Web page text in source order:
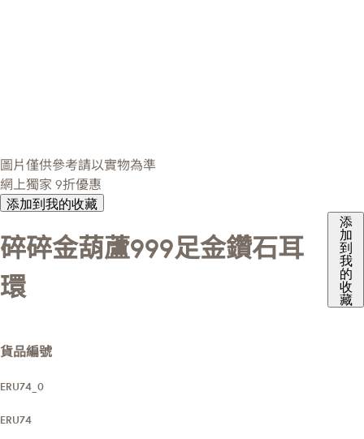
圖片僅供參考請以實物為準
網上獨家 9折優惠
添加到我的收藏
碎碎金葫蘆999足金鑽石耳
環
添
加
到
我
的
收
藏
貨品編號
ERU74_0
ERU74